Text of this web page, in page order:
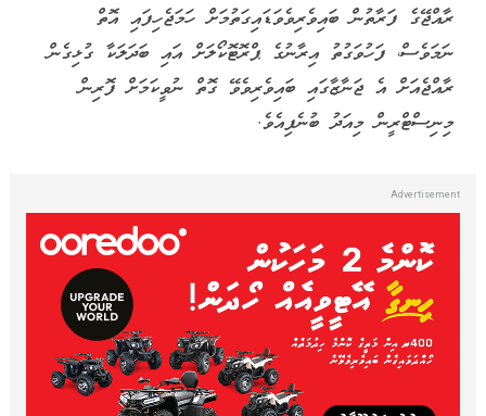
ރާއްޖޭގެ ފަރާތުން ބައިވެރިވެވަޑައިގަތުމަށް ހަމަޖެހިފައި އޮތް
ނަމަވެސް، ފަހުވަގުތު އިރާނުގެ ޕްރޮޓޮކޯލަށް އައި ބަދަލަކާ ގުޅިގެން
ރާއްޖެއަށް އެ ޖަނާޒާގައި ބައިވެރިވެވޭ ގޮތް ނުވީކަމަށް ފޮރިން
މިނިސްޓްރީން މިއަދު ބުނެފިއެވެ.